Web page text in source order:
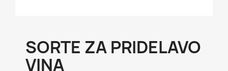
SORTE ZA PRIDELAVO
VINA